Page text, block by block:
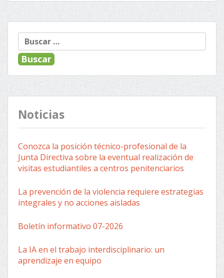
Navegación
de
entradas
Noticias
Conozca la posición técnico-profesional de la
Junta Directiva sobre la eventual realización de
visitas estudiantiles a centros penitenciarios
La prevención de la violencia requiere estrategias
integrales y no acciones aisladas
Boletín informativo 07-2026
La IA en el trabajo interdisciplinario: un
aprendizaje en equipo